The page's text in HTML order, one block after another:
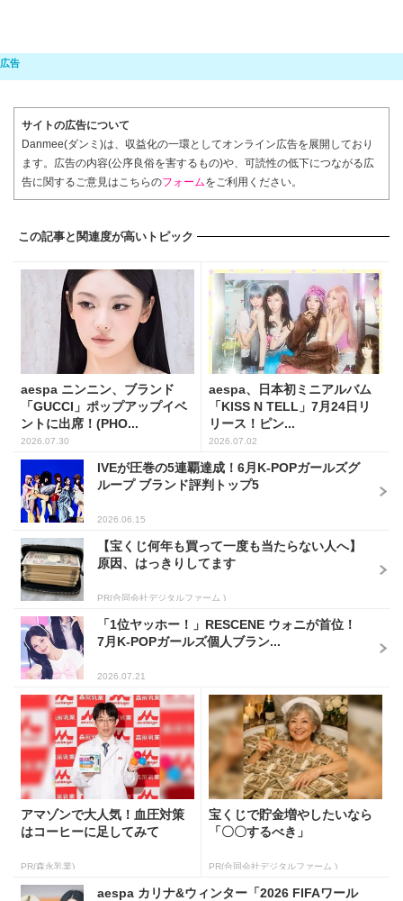
サイトの広告について
Danmee(ダンミ)は、収益化の一環としてオンライン広告を展開しており
ます。広告の内容(公序良俗を害するもの)や、可読性の低下につながる広
告に関するご意見はこちらのフォームをご利用ください。
この記事と関連度が高いトピック
aespa ニンニン、ブランド
「GUCCI」ポップアップイベ
ントに出席！(PHO...
2026.07.30
aespa、日本初ミニアルバム
「KISS N TELL」7月24日リ
リース！ピン...
2026.07.02
IVEが圧巻の5連覇達成！6月K-POPガールズグ
ループ ブランド評判トップ5
2026.06.15
【宝くじ何年も買って一度も当たらない人へ】
原因、はっきりしてます
PR(合同会社デジタルファーム )
「1位ヤッホー！」RESCENE ウォニが首位！
7月K-POPガールズ個人ブラン...
2026.07.21
アマゾンで大人気！血圧対策
はコーヒーに足してみて
PR(森永乳業)
宝くじで貯金増やしたいなら
「〇〇するべき」
PR(合同会社デジタルファーム )
aespa カリナ&ウィンター「2026 FIFAワール